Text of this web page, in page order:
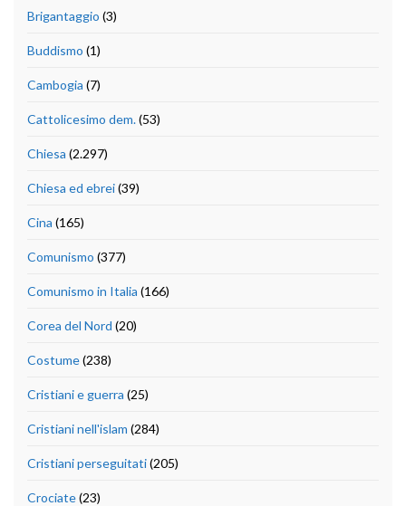
Brigantaggio (3)
Buddismo (1)
Cambogia (7)
Cattolicesimo dem.(53)
Chiesa (2.297)
Chiesa ed ebrei(39)
Cina (165)
Comunismo (377)
Comunismo in Italia (166)
Corea del Nord (20)
Costume(238)
Cristiani e guerra (25)
Cristiani nell'islam (284)
Cristiani perseguitati(205)
Crociate(23)